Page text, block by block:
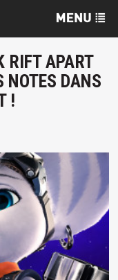
RIFT APART
NOTES DANS
!